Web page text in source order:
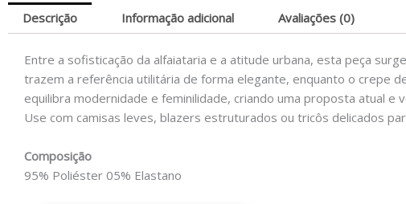
Descrição Informação adicional Avaliações (0)
Entre a sofisticação da alfaiataria e a atitude urbana, esta peça
trazem a referência utilitária de forma elegante, enquanto o crepe
equilibra modernidade e feminilidade, criando uma proposta atual
Use com camisas leves, blazers estruturados ou tricôs delicados
Composição
95% Poliéster 05% Elastano